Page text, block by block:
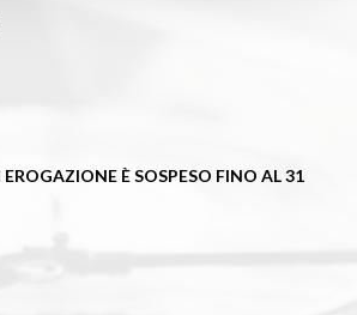
EROGAZIONE È SOSPESO FINO AL 31